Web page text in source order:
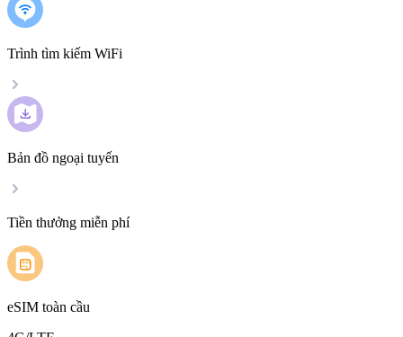
Trình tìm kiếm WiFi
Bản đồ ngoại tuyến
Tiền thưởng miễn phí
eSIM toàn cầu